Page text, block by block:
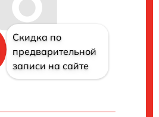
Скидка по
предварительной
записи на сайте